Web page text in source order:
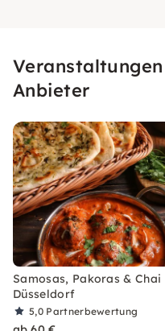
Anbieter
Samosas, Pakoras & Chai
Düsseldorf
5,0 Partnerbewertung